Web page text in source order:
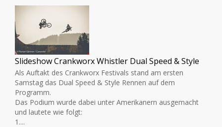
Slideshow Crankworx Whistler Dual Speed & Style
Als Auftakt des Crankworx Festivals stand am ersten
Samstag das Dual Speed & Style Rennen auf dem
Programm.
Das Podium wurde dabei unter Amerikanern ausgemacht
und lautete wie folgt:
1....